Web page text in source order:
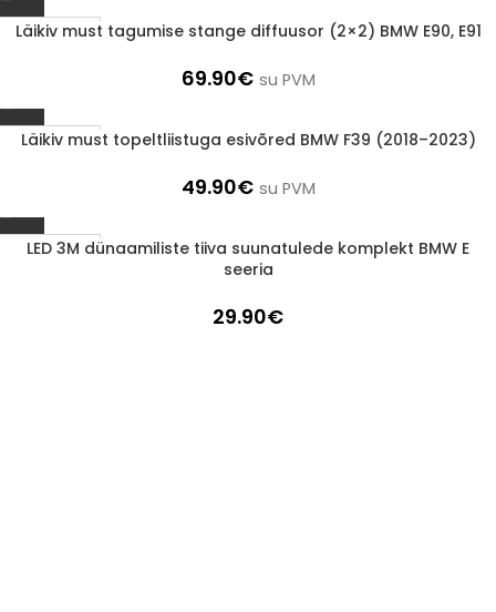
1-3 d.d.
Läikiv must tagumise stange diffuusor (2×2) BMW E90, E91
69.90€ su PVM
1-3 d.d.
Läikiv must topeltliistuga esivõred BMW F39 (2018–2023)
49.90€ su PVM
1-3 d.d.
LED 3M dünaamiliste tiiva suunatulede komplekt BMW E
seeria
29.90€